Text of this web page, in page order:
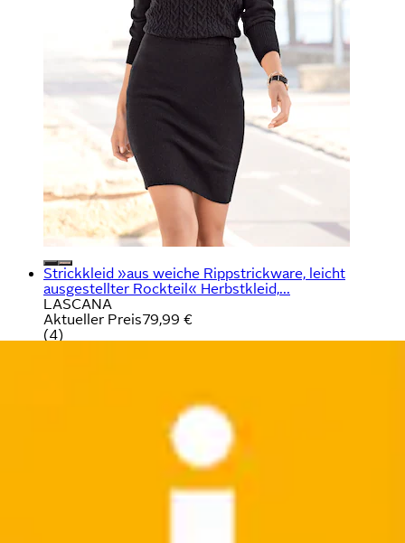
Strickkleid »aus weiche Rippstrickware, leicht
ausgestellter Rockteil« Herbstkleid,...
LASCANA
Aktueller Preis79,99 €
(4)